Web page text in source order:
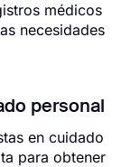
médicos
necesidades
personal
en cuidado
para obtener